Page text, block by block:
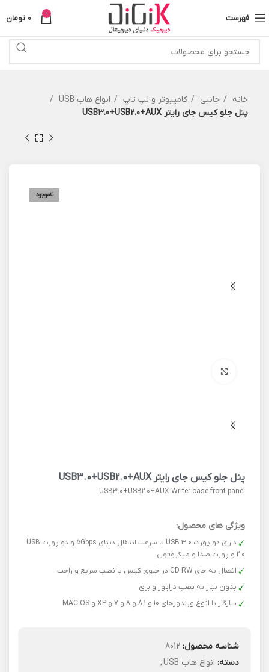
فهرست 0
0 تومان
خانه جانبی کامپیوتر و لپ تاپ
انواع هاب USB
پنل جلو کیس جای رایتر USB3.0+USB2.0+AUX
ناموجود
پنل جلو کیس جای رایتر USB3.0+USB2.0+AUX
USB3.0+USB2.0+AUX Writer case front panel
ویژگی های محصول:
دارای دو پورت USB 3.0 با سرعت انتقال دیتای 5Gbps و دو پورت USB
2.0 و پورت صدا و میکروفون
اتصال به جای CD RW در جلوی کیس با نصب سریع و راحت
بدون نیاز به نصب درایور و برق
سازگار با انوع ویندوزهای 10 و 8.1 و 8 و 7 و XP و MAC OS
شناسه محصول: 8012
دسته: انواع هاب USB ,